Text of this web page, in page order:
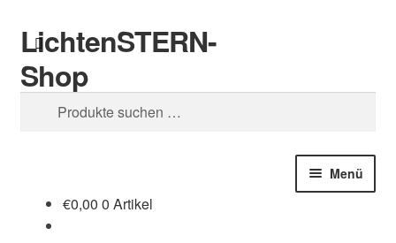
Zur
Navigation
springen
Zum
Inhalt
springen
LichtenSTERN-
Shop
Suchen
Suchen
Menü
€0,00 0 Artikel